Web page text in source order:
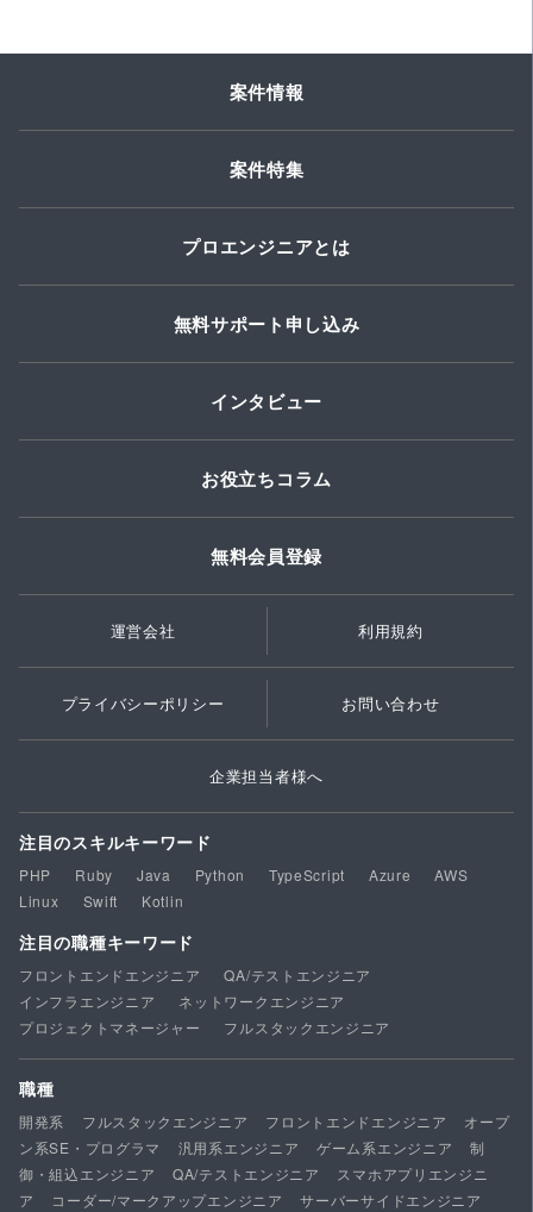
案件情報
案件特集
プロエンジニアとは
無料サポート申し込み
インタビュー
お役立ちコラム
無料会員登録
運営会社 利用規約
プライバシーポリシー お問い合わせ
企業担当者様へ
注目のスキルキーワード
PHP Ruby Java Python TypeScript Azure
AWS
Linux
Swift Kotlin
注目の職種キーワード
フロントエンドエンジニア
QA/テストエンジニア
インフラエンジニア
ネットワークエンジニア
プロジェクトマネージャー
フルスタックエンジニア
職種
開発系 フルスタックエンジニア フロントエンドエンジニア
オープ
ン系SE・プログラマ
汎用系エンジニア ゲーム系エンジニア
制
御・組込エンジニア
QA/テストエンジニア
スマホアプリエンジニ
ア
コーダー/マークアップエンジニア
サーバーサイドエンジニア